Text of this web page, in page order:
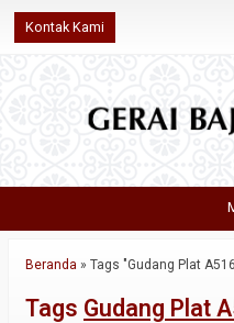
Kontak Kami
Beranda » Tags "Gudang Plat
Tags Gudang Plat